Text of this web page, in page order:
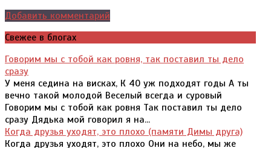
Добавить комментарий
Свежее в блогах
Говорим мы с тобой как ровня, так поставил ты дело
сразу
У меня седина на висках, К 40 уж подходят годы А ты
вечно такой молодой Веселый всегда и суровый
Говорим мы с тобой как ровня Так поставил ты дело
сразу Дядька мой говорил я на...
Когда друзья уходят, это плохо (памяти Димы друга)
Когда друзья уходят, это плохо Они на небо, мы же